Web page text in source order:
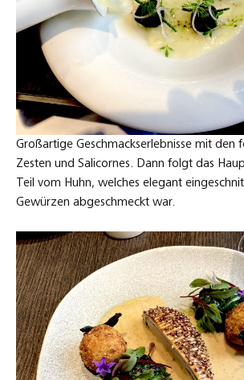
Großartige Geschmackserlebnisse mit den
Zesten und Salicornes. Dann folgt das
Teil vom Huhn, welches elegant
Gewürzen abgeschmeckt war.